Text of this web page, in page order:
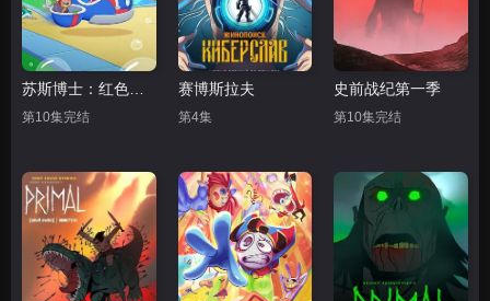
第10集完结
赛博斯拉夫
第4集
史前战纪第一季
第10集完结